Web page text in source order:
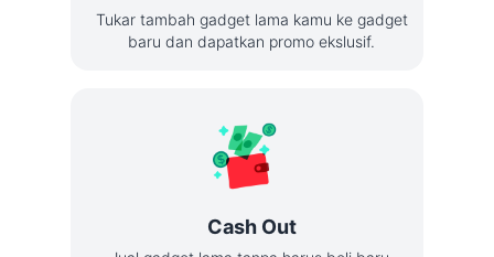
Tukar tambah gadget lama kamu ke gadget
baru dan dapatkan promo ekslusif.
Cash Out